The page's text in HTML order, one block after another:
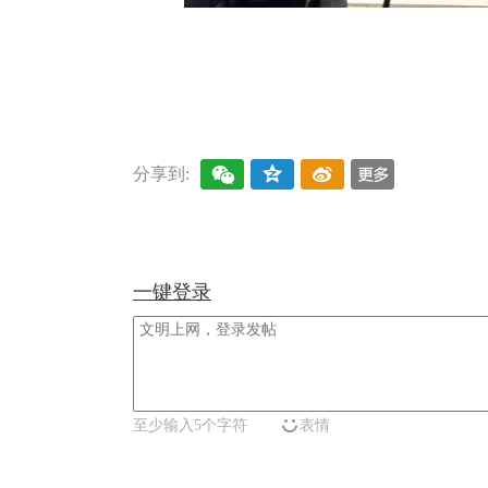
分享到:
一键登录
至少输入5个字符 表情